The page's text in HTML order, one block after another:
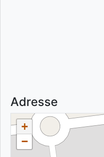
Adresse
+
−